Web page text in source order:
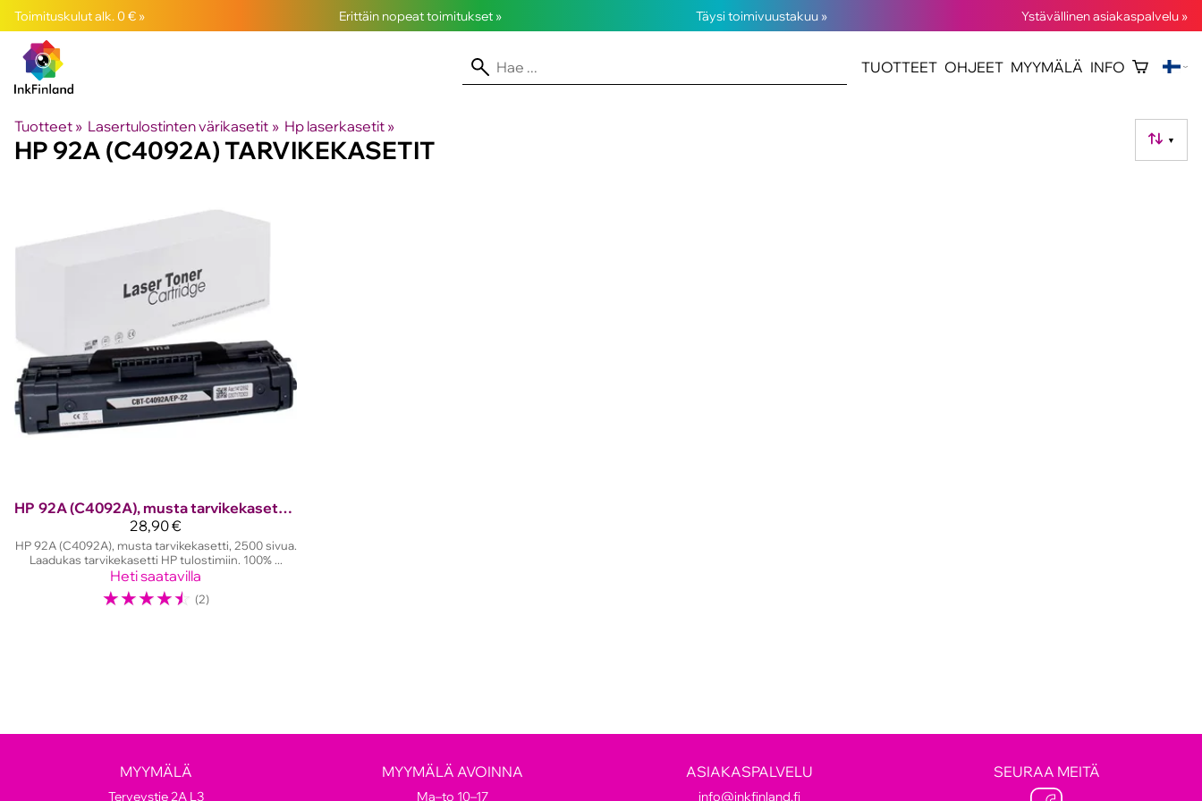
Toimituskulut alk. 0 € » Erittäin nopeat toimitukset » Täysi toimivuustakuu » Ystävällinen asiakaspalvelu »
TUOTTEET OHJEET MYYMÄLÄ INFO
Tuotteet ‪» Lasertulostinten värikasetit ‪» Hp laserkasetit ‪»
▼
HP 92A (C4092A) TARVIKEKASETIT
HP
92A (C4092A), musta tarvikekasetti, 2500 sivua
28,90 €
HP 92A (C4092A), musta tarvikekasetti, 2500 sivua.
Laadukas tarvikekasetti HP tulostimiin. 100% ...
Heti saatavilla
☆☆☆☆☆ (2)
MYYMÄLÄ
Terveystie 2A L3
MYYMÄLÄ AVOINNA
Ma–to 10–17
ASIAKASPALVELU
info@inkfinland.fi
SEURAA MEITÄ